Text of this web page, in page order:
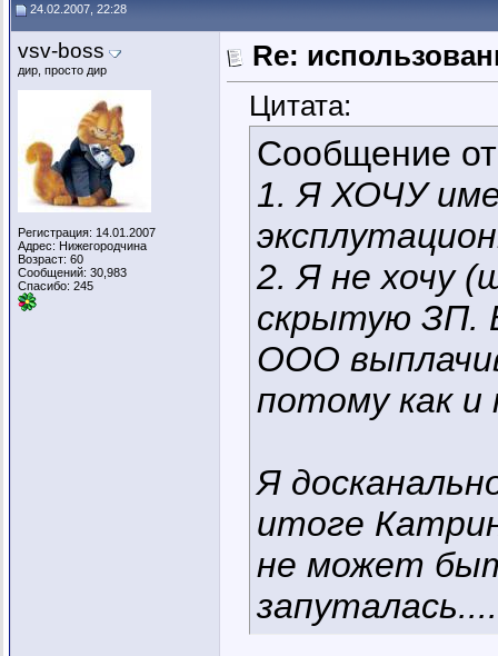
24.02.2007, 22:28
vsv-boss
дир, просто дир
Регистрация: 14.01.2007
Адрес: Нижегородчина
Возраст: 60
Сообщений: 30,983
Спасибо: 245
Re:
Цитата:
Сообщение
1. Я ХОЧУ
2. Я не хочу
скрытую ЗП.
ООО
потому как
Я
итоге
не может
запуталась....